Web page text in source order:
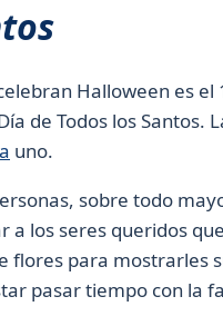
Halloween es
de Todos los Santos.
uno.
sobre todo
los seres queridos
flores para mostrarles
pasar tiempo con la